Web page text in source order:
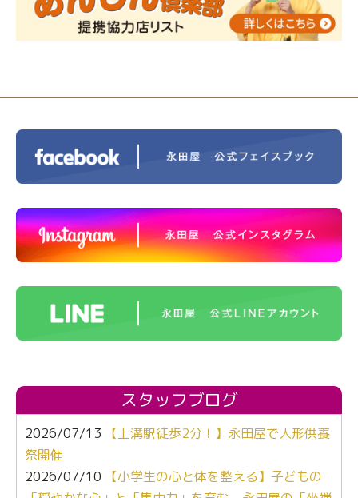
2023/11/29 永田屋創業110周年記念式典 レンブラ
ントホテル東京町田
スタッフブログ
2026/07/13
【上溝駅徒歩2分！】永田屋で人形供養
祭開催
2026/07/10
【小学生の心と体を整える】子どもの